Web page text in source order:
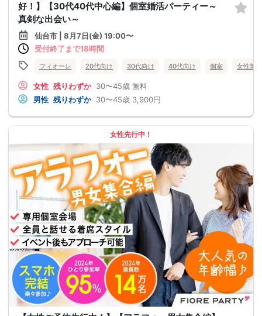
好！】【30代40代中心編】個室婚活パーティー～
真剣な出会い～
仙台市 | 8月7日(金) 19:00〜
受付終了まで18時間
フィオーレ 20代向け 30代向け 40代向け 個室 女性無料
女性 残りわずか 30〜45歳 無料
男性 残りわずか 30〜45歳 3,900円
女性先行中！